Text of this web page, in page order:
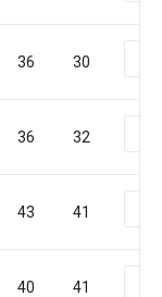
36 30
36 32
43 41
40 41